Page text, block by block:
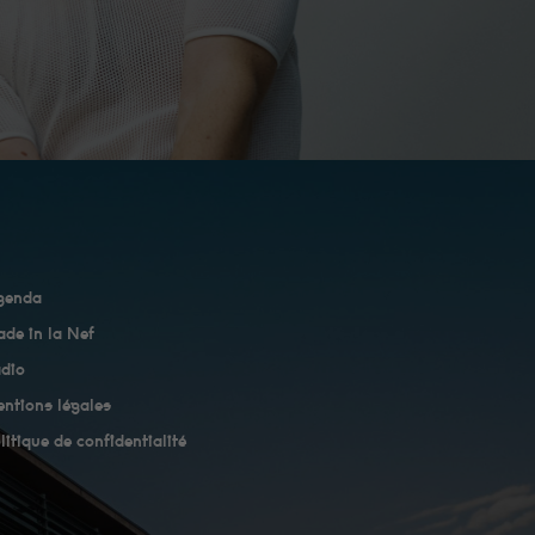
in la Nef
légales
de confidentialité